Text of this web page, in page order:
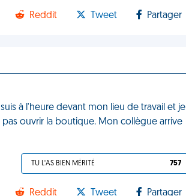
Reddit Tweet Partager
à l'heure devant mon lieu de travail et je
ouvrir la boutique. Mon collègue arrive
TU L'AS BIEN MÉRITÉ 757
Reddit Tweet Partager